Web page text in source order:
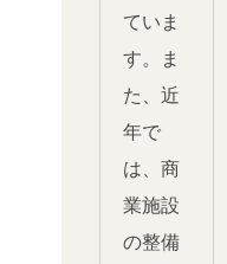
ていま
す。ま
た、近
年で
は、商
業施設
の整備